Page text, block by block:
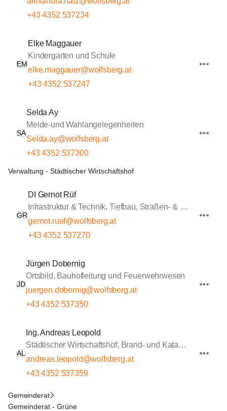
+43 4352 537234
EM
Elke Maggauer
Kindergarten und Schule
elke.maggauer@wolfsberg.at
+43 4352 537247
SA
Selda Ay
Melde-und Wahlangelegenheiten
Selda.ay@wolfsberg.at
+43 4352 537300
Verwaltung - Städtischer Wirtschaftshof
GR
DI Gernot Rüf
Infrastruktur & Technik, Tiefbau, Straßen- & Wasserbau
gernot.ruef@wolfsberg.at
+43 4352 537270
JD
Jürgen Dobernig
Ortsbild, Bauhofleitung und Feuerwehrwesen
juergen.dobernig@wolfsberg.at
+43 4352 537350
AL
Ing. Andreas Leopold
Städtischer Wirtschaftshof, Brand- und Katastrophenschutz, Sportstätten
andreas.leopold@wolfsberg.at
+43 4352 537359
Gemeinderat
Gemeinderat - Grüne